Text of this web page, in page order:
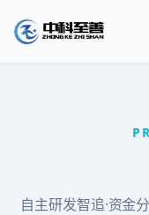
自主研发智追·资金